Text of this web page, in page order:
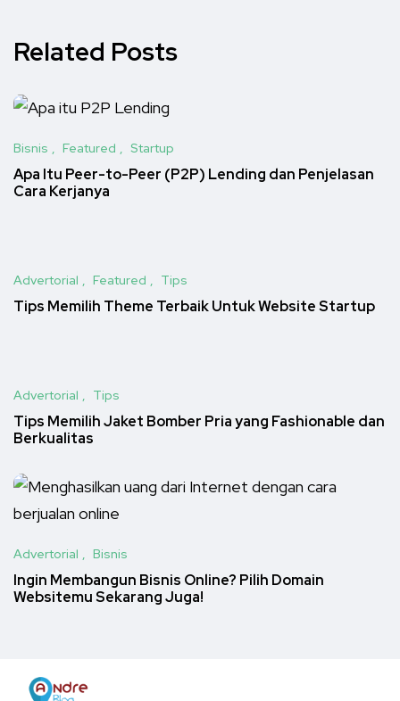
Related Posts
Bisnis Featured Startup
Apa Itu Peer-to-Peer (P2P) Lending dan Penjelasan
Cara Kerjanya
Advertorial Featured Tips
Tips Memilih Theme Terbaik Untuk Website Startup
Advertorial Tips
Tips Memilih Jaket Bomber Pria yang Fashionable dan
Berkualitas
Advertorial Bisnis
Ingin Membangun Bisnis Online? Pilih Domain
Websitemu Sekarang Juga!